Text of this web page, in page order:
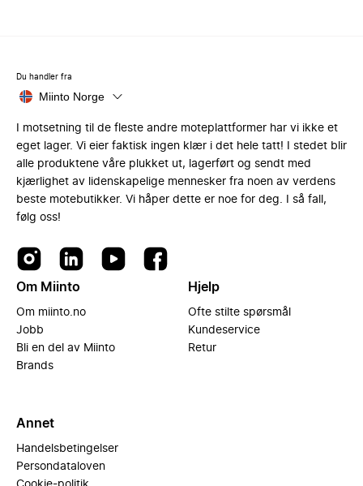
Du handler fra
Miinto Norge
I motsetning til de fleste andre moteplattformer har vi ikke et
eget lager. Vi eier faktisk ingen klær i det hele tatt! I stedet blir
alle produktene våre plukket ut, lagerført og sendt med
kjærlighet av lidenskapelige mennesker fra noen av verdens
beste motebutikker. Vi håper dette er noe for deg. I så fall,
følg oss!
Om Miinto
Om miinto.no
Jobb
Bli en del av Miinto
Brands
Hjelp
Ofte stilte spørsmål
Kundeservice
Retur
Annet
Handelsbetingelser
Persondataloven